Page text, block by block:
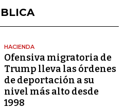
HACIENDA
Ofensiva migratoria de
Trump lleva las órdenes
de deportación a su
nivel más alto desde
1998